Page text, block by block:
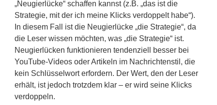
„Neugierlücke“ schaffen kannst (z.B. „das ist die
Strategie, mit der ich meine Klicks verdoppelt habe“).
In diesem Fall ist die Neugierlücke „die Strategie“, da
die Leser wissen möchten, was „die Strategie“ ist.
Neugierlücken funktionieren tendenziell besser bei
YouTube-Videos oder Artikeln im Nachrichtenstil, die
kein Schlüsselwort erfordern. Der Wert, den der Leser
erhält, ist jedoch trotzdem klar – er wird seine Klicks
verdoppeln.